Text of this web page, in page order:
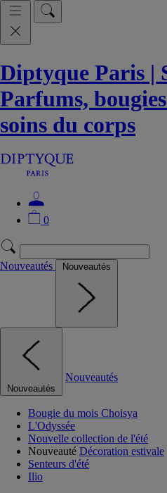
Diptyque Paris |
Parfums,
soins du corps
0
Nouveautés Nouveautés
Nouveautés
Nouveautés
Bougie du mois Choisya
L'Odyssée
Nouvelle collection de l'été
Nouveauté Décoration estivale
Senteurs d'été
Ilio